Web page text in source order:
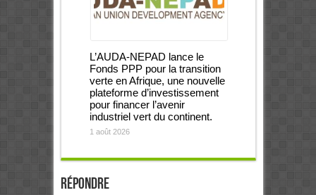
L’AUDA-NEPAD lance le
Fonds PPP pour la transition
verte en Afrique, une nouvelle
plateforme d’investissement
pour financer l’avenir
industriel vert du continent.
1 août 2026
Répondre